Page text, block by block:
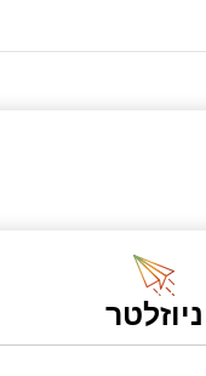
ניוזלטר